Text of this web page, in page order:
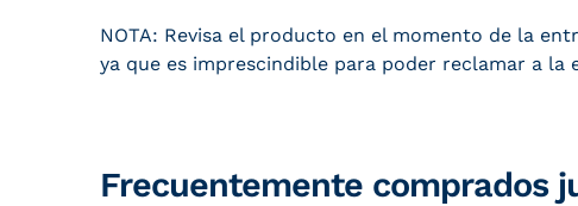
NOTA: Revisa el producto en el momento de la
ya que es imprescindible para poder reclamar a
Frecuentemente comprados